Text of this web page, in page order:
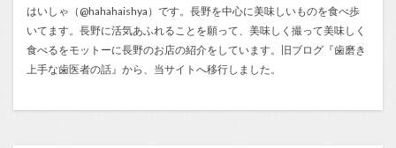
はいしゃ（@hahahaishya）です。長野を中心に美味しいものを食べ歩
いてます。長野に活気あふれることを願って、美味しく撮って美味しく
食べるをモットーに長野のお店の紹介をしています。旧ブログ『歯磨き
上手な歯医者の話 』から、当サイトへ移行しました。